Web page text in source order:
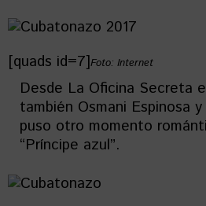
[quads id=7]Foto: Internet
Desde La Oficina Secreta
también Osmani Espinosa
puso otro momento
“Príncipe azul”.